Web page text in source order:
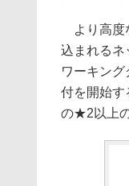
より高度
込まれるネ
ワーキン
付を開始
の★2以上